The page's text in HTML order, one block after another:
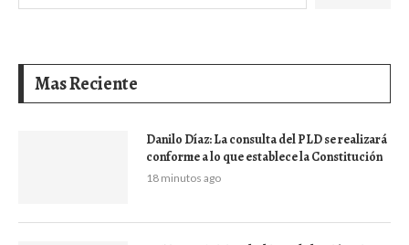
Mas Reciente
Danilo Díaz: La consulta del PLD se realizará
conforme a lo que establece la Constitución
18 minutos ago